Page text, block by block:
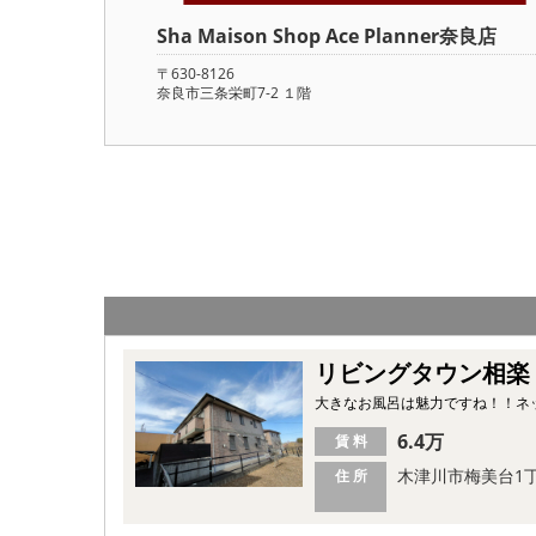
Sha Maison Shop Ace Planner奈良店
〒630-8126
奈良市三条栄町7-2 １階
リビングタウン相
大きなお風呂は魅力ですね！！
住 所 木津川市梅美台1
賃 料 6.4万